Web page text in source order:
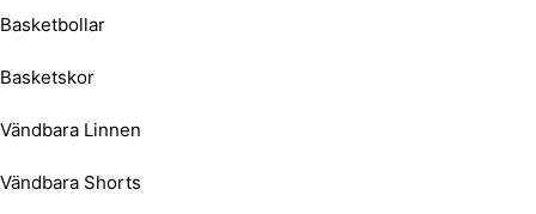
Basketbollar
Basketskor
Vändbara Linnen
Vändbara Shorts